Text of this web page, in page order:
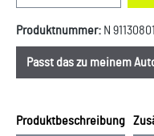
Produktnummer: N 91130801
Passt das zu meinem
Produktbeschreibung